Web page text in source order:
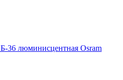
36 люминисцентная Osram